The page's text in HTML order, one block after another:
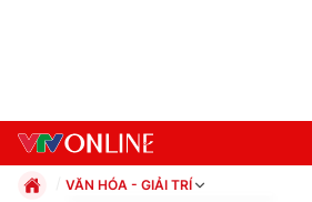
VĂN HÓA - GIẢI TRÍ